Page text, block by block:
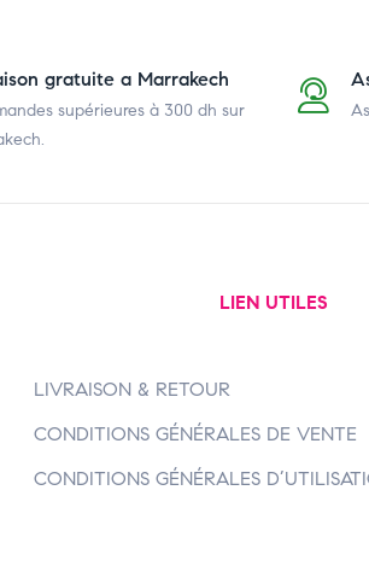
gratuite a Marrakech
supérieures à 300 dhsur
LIEN UTILES
LIVRAISON & RETOUR
CONDITIONS GÉNÉRALES DE VENTE
CONDITIONS GÉNÉRALES